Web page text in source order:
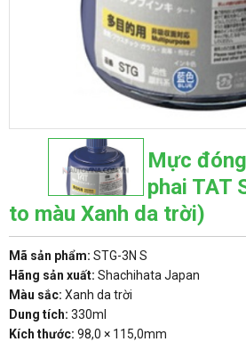
Mực
phai TAT
to màu Xanh da trời)
Mã sản phẩm: STG-3N S
Hãng sản xuất: Shachihata Japan
Màu sắc: Xanh da trời
Dung tích: 330ml
Kích thước: 98,0 × 115,0mm